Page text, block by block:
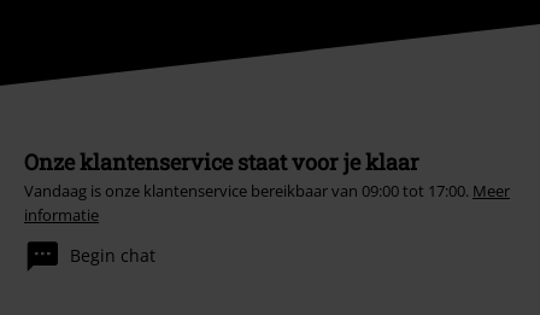
Onze klantenservice staat voor je klaar
Vandaag is onze klantenservice bereikbaar van 09:00 tot 17:00. Meer
informatie
Begin chat